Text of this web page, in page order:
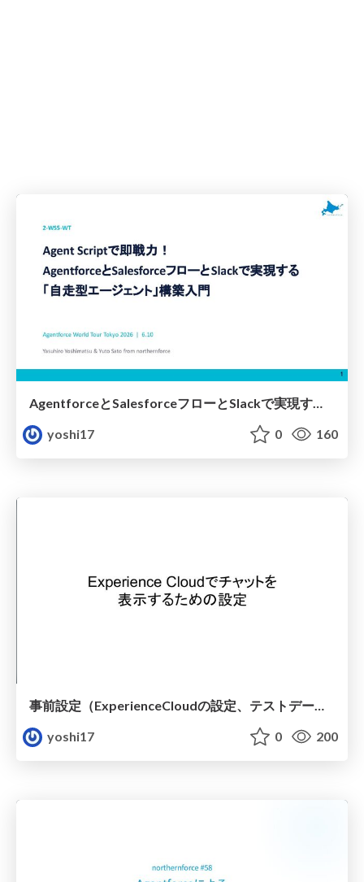
AgentforceとSalesforceフローとSlackで実現する 「自走型エージェント」構築手順
yoshi17
0 160
事前設定（ExperienceCloudの設定、テストデータ作成）
yoshi17
0 200